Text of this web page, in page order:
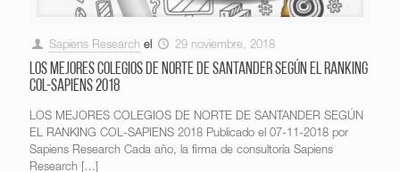
Sapiens Research el 29 noviembre, 2018
LOS MEJORES COLEGIOS DE NORTE DE SANTANDER SEGÚN EL RANKING
COL-SAPIENS 2018
LOS MEJORES COLEGIOS DE NORTE DE SANTANDER SEGÚN
EL RANKING COL-SAPIENS 2018 Publicado el 07-11-2018 por
Sapiens Research Cada año, la firma de consultoría Sapiens
Research […]